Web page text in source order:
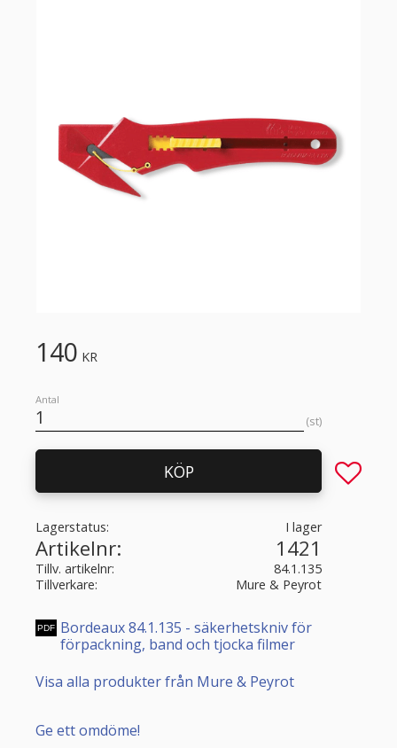
140 KR
Antal
st
KÖP Lägg till
Lagerstatus I lager
Artikelnr 1421
Tillv. artikelnr
84.1.135
Tillverkare
Mure & Peyrot
Bordeaux 84.1.135 - säkerhetskniv för
förpackning, band och tjocka filmer
Visa alla produkter från Mure & Peyrot
Ge ett omdöme!